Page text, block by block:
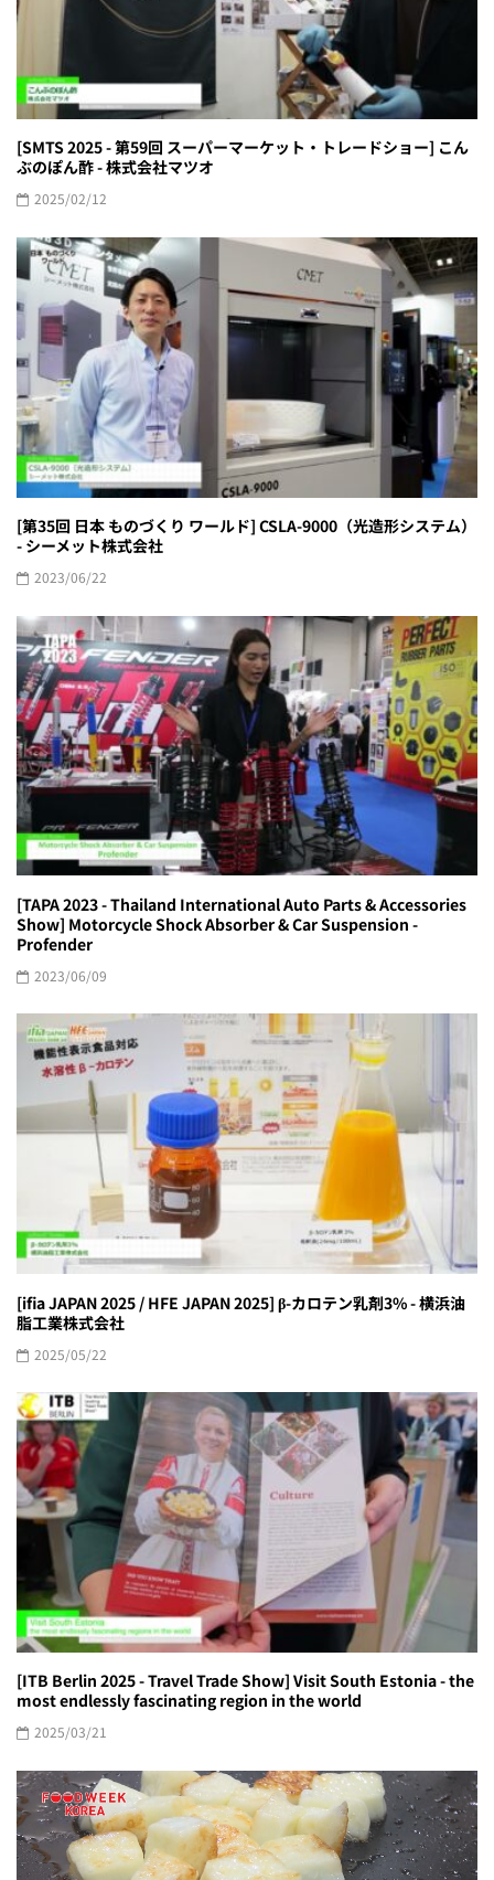
[SMTS 2025 - 第59回 スーパーマーケット・トレードショー] こん
ぶのぽん酢 - 株式会社マツオ
2025/02/12
[第35回 日本 ものづくり ワールド] CSLA-9000（光造形システム）
- シーメット株式会社
2023/06/22
[TAPA 2023 - Thailand International Auto Parts & Accessories
Show] Motorcycle Shock Absorber & Car Suspension -
Profender
2023/06/09
[ifia JAPAN 2025 / HFE JAPAN 2025] β-カロテン乳剤3% - 横浜油
脂工業株式会社
2025/05/22
[ITB Berlin 2025 - Travel Trade Show] Visit South Estonia - the
most endlessly fascinating region in the world
2025/03/21